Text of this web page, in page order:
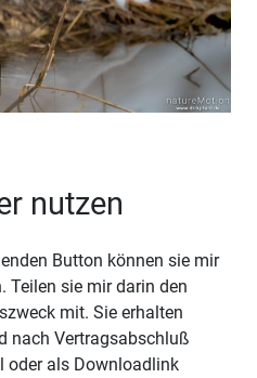
nutzen
Button können sie mir
Teilen sie mir darin den
mit. Sie erhalten
nach Vertragsabschluß
oder als Downloadlink